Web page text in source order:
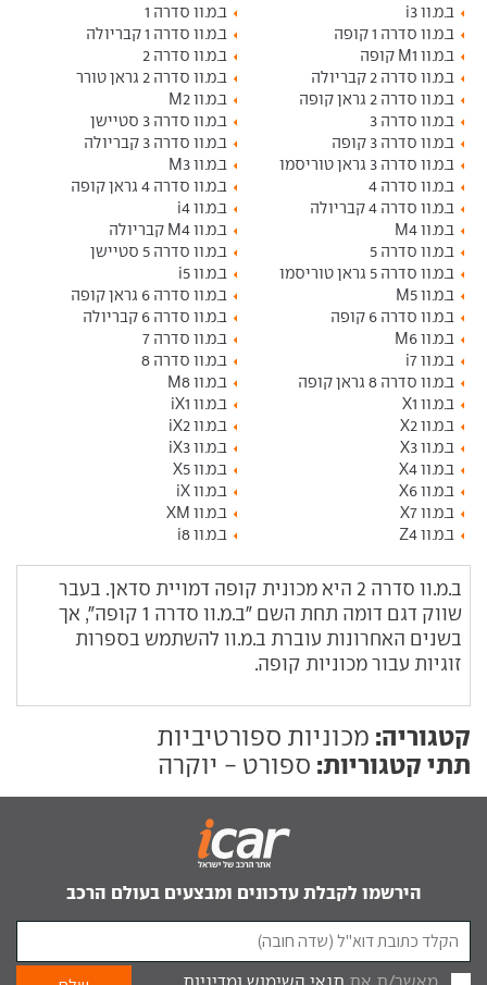
ב.מ.וו i3
ב.מ.וו סדרה 1
ב.מ.וו סדרה 1 קופה
ב.מ.וו סדרה 1 קבריולה
ב.מ.וו M1 קופה
ב.מ.וו סדרה 2
ב.מ.וו סדרה 2 קבריולה
ב.מ.וו סדרה 2 גראן טורר
ב.מ.וו סדרה 2 גראן קופה
ב.מ.וו M2
ב.מ.וו סדרה 3
ב.מ.וו סדרה 3 סטיישן
ב.מ.וו סדרה 3 קופה
ב.מ.וו סדרה 3 קבריולה
ב.מ.וו סדרה 3 גראן טוריסמו
ב.מ.וו M3
ב.מ.וו סדרה 4
ב.מ.וו סדרה 4 גראן קופה
ב.מ.וו סדרה 4 קבריולה
ב.מ.וו i4
ב.מ.וו M4
ב.מ.וו M4 קבריולה
ב.מ.וו סדרה 5
ב.מ.וו סדרה 5 סטיישן
ב.מ.וו סדרה 5 גראן טוריסמו
ב.מ.וו i5
ב.מ.וו M5
ב.מ.וו סדרה 6 גראן קופה
ב.מ.וו סדרה 6 קופה
ב.מ.וו סדרה 6 קבריולה
ב.מ.וו M6
ב.מ.וו סדרה 7
ב.מ.וו i7
ב.מ.וו סדרה 8
ב.מ.וו סדרה 8 גראן קופה
ב.מ.וו M8
ב.מ.וו X1
ב.מ.וו iX1
ב.מ.וו X2
ב.מ.וו iX2
ב.מ.וו X3
ב.מ.וו iX3
ב.מ.וו X4
ב.מ.וו X5
ב.מ.וו X6
ב.מ.וו iX
ב.מ.וו X7
ב.מ.וו XM
ב.מ.וו Z4
ב.מ.וו i8
ב.מ.וו סדרה 2 היא מכונית קופה דמויית סדאן. בעבר
שווק דגם דומה תחת השם "ב.מ.וו סדרה 1 קופה", אך
בשנים האחרונות עוברת ב.מ.וו להשתמש בספרות
זוגיות עבור מכוניות קופה.
קטגוריה: מכוניות ספורטיביות
תתי קטגוריות: ספורט - יוקרה
הירשמו לקבלת עדכונים ומבצעים בעולם הרכב
מאשר/ת את תנאי השימוש ומדיניות